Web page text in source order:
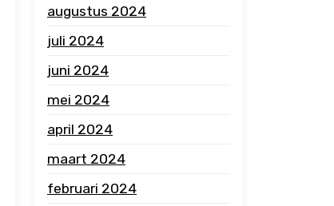
augustus 2024
juli 2024
juni 2024
mei 2024
april 2024
maart 2024
februari 2024